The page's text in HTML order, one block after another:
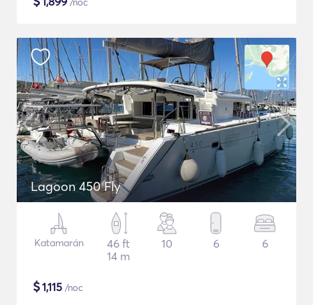
Lagoon 450 Fly
Katamarán
46 ft
14 m
10 6 6
$1,115 /noc